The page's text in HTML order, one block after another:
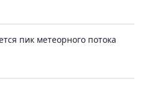
пик метеорного потока